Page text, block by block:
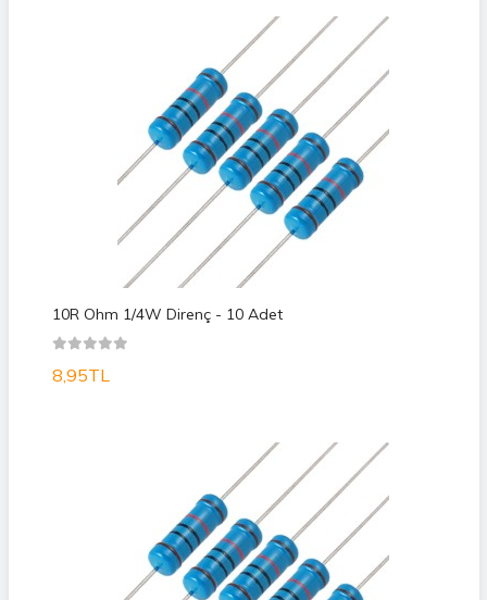
10R Ohm 1/4W Direnç - 10 Adet
8,95TL